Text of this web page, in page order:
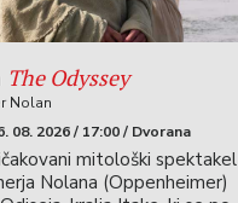
The Odyssey
Nolan
08. 2026 / 17:00 / Dvorana
mitološki spektakel
Nolana (Oppenheimer)